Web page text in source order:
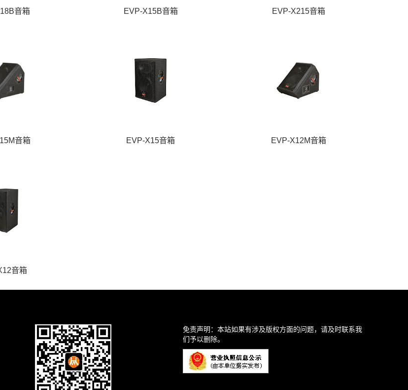
音箱 EVP-X15B音箱 EVP-X215音箱
音箱 EVP-X15音箱 EVP-X12M音箱
音箱
免责声明：本站如果有涉及版权方面的问题，请及时联系我
们予以删除。